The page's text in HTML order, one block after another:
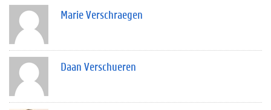
Marie Verschraegen
Daan Verschueren